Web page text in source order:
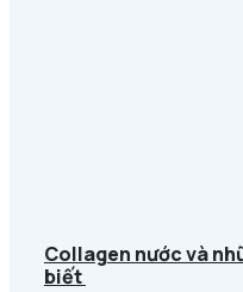
Collagen nước và
biết